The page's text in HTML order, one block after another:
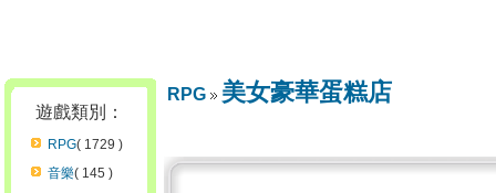
遊戲類別：
RPG( 1729 )
音樂( 145 )
RPG 美女豪華蛋糕店